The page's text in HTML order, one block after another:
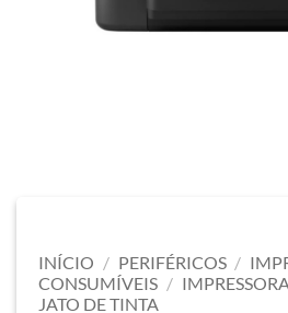
INÍCIO / PERIFÉRICOS /
CONSUMÍVEIS /
JATO DE TINTA